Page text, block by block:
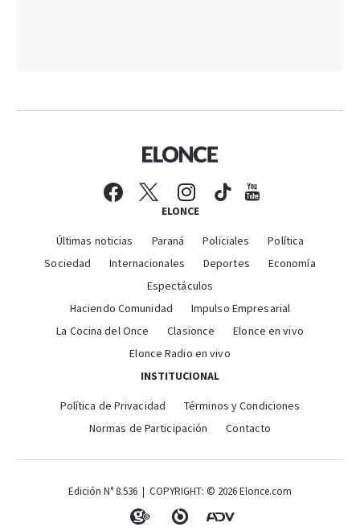
ELONCE
Últimas noticias Paraná Policiales
Política
Sociedad
Internacionales Deportes
Economía
Espectáculos
Haciendo Comunidad
Impulso Empresarial
La Cocina del Once
Clasionce
Elonce en vivo
Elonce Radio en vivo
INSTITUCIONAL
Política de Privacidad
Términos y Condiciones
Normas de Participación
Contacto
Edición N° 8.536 | COPYRIGHT: © 2026 Elonce.com